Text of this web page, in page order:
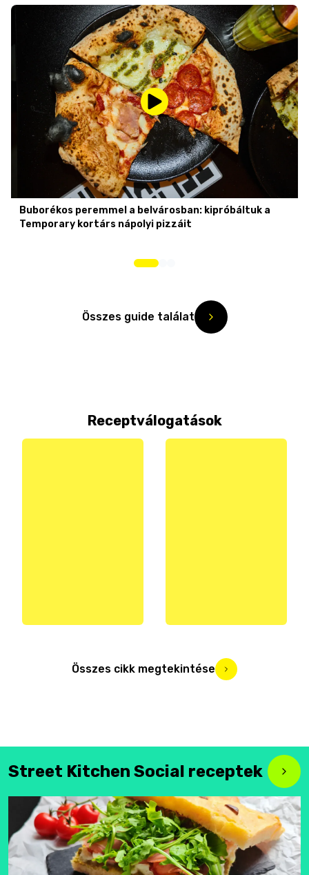
Buborékos peremmel a belvárosban: kipróbáltuk a
Temporary kortárs nápolyi pizzáit
Összes guide találat
Receptválogatások
Összes cikk megtekintése
Street Kitchen Social receptek